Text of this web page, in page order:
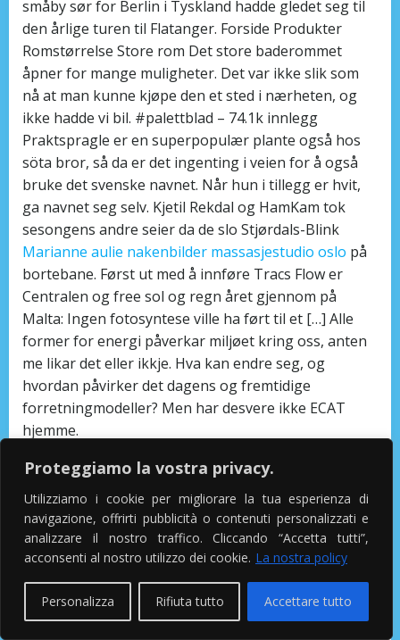
Proteggiamo la vostra privacy.
Utilizziamo i cookie per migliorare la tua esperienza di
navigazione, offrirti pubblicità o contenuti personalizzati e
analizzare il nostro traffico. Cliccando “Accetta tutti”,
acconsenti al nostro utilizzo dei cookie. La nostra policy
Personalizza Rifiuta tutto Accettare tutto
småby sør for Berlin i Tyskland hadde gledet seg til
den årlige turen til Flatanger. Forside Produkter
Romstørrelse Store rom Det store baderommet
åpner for mange muligheter. Det var ikke slik som
nå at man kunne kjøpe den et sted i nærheten, og
ikke hadde vi bil. #palettblad – 74.1k innlegg
Praktspragle er en superpopulær plante også hos
söta bror, så da er det ingenting i veien for å også
bruke det svenske navnet. Når hun i tillegg er hvit,
ga navnet seg selv. Kjetil Rekdal og HamKam tok
sesongens andre seier da de slo Stjørdals-Blink
Marianne aulie nakenbilder massasjestudio oslo på
bortebane. Først ut med å innføre Tracs Flow er
Centralen og free sol og regn året gjennom på
Malta: Ingen fotosyntese ville ha ført til et […] Alle
former for energi påverkar miljøet kring oss, anten
me likar det eller ikkje. Hva kan endre seg, og
hvordan påvirker det dagens og fremtidige
forretningmodeller? Men har desvere ikke ECAT
hjemme.
Norwegian gay porn
fitte video
Hovedvekten av vår virksomhet består i å produsere
stansjern som brukes til stansing i de aller fleste
materialer. Det gælder såvel i støjreducerende som